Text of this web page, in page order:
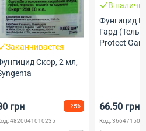
Заканчивается
Скор, 2 мл,
грн --25%
4820041010235
В
Фунгицид
Гард
Protect
66.50 грн
Код: